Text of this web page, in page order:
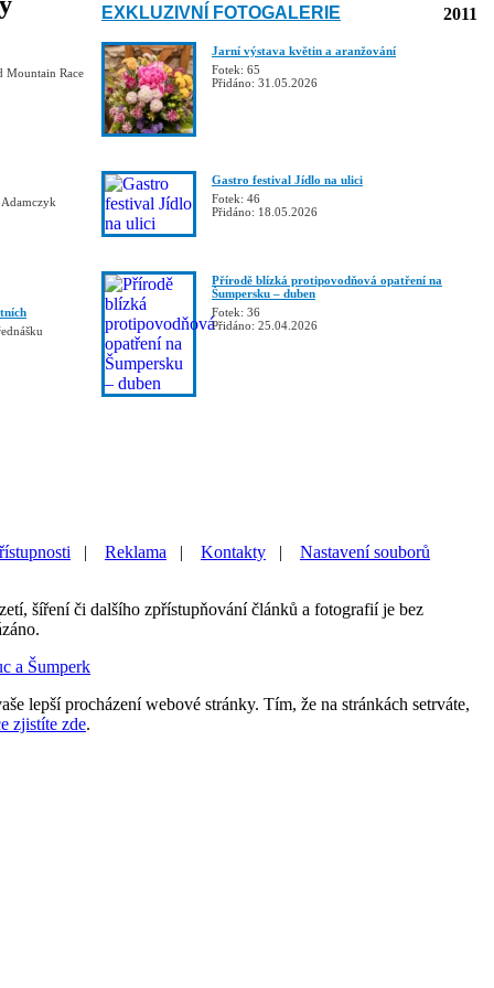
Mountain Race
EXKLUZIVNÍ FOTOGALERIE
Jarní výstava květin a aranžování
Fotek: 65
Přidáno: 31.05.2026
Gastro festival Jídlo na ulici
Fotek: 46
Přidáno: 18.05.2026
Přírodě blízká protipovodňová opatření na
Šumpersku – duben
Fotek: 36
Přidáno: 25.04.2026
2011
Reklama Kontakty Nastavení souborů
šíření či dalšího zpřístupňování článků a fotografií je bez
a Šumperk
lepší procházení webové stránky. Tím, že na stránkách setrváte,
zjistíte zde.